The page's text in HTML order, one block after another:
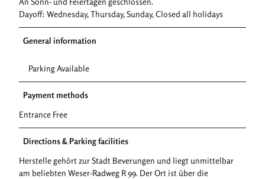
Dayoff: Wednesday, Thursday, Sunday, Closed all holidays
General information
Parking Available
Payment methods
Entrance Free
Directions & Parking facilities
Herstelle gehört zur Stadt Beverungen und liegt unmittelbar
am beliebten Weser-Radweg R 99. Der Ort ist über die